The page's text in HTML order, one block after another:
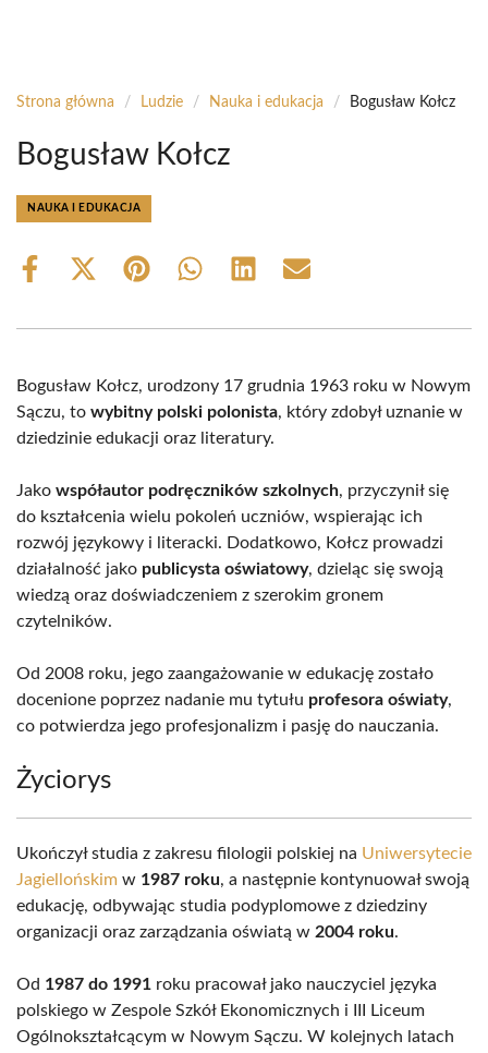
Strona główna / Ludzie / Nauka i edukacja / Bogusław Kołcz
Bogusław Kołcz
NAUKA I EDUKACJA
Share
Share
(Twitter)
Share Share Share Share
Bogusław Kołcz, urodzony 17 grudnia 1963 roku w Nowym
Sączu, to wybitny polski polonista, który zdobył uznanie w
dziedzinie edukacji oraz literatury.
Jako współautor podręczników szkolnych, przyczynił się
do kształcenia wielu pokoleń uczniów, wspierając ich
rozwój językowy i literacki. Dodatkowo, Kołcz prowadzi
działalność jako publicysta oświatowy, dzieląc się swoją
wiedzą oraz doświadczeniem z szerokim gronem
czytelników.
Od 2008 roku, jego zaangażowanie w edukację zostało
docenione poprzez nadanie mu tytułu profesora oświaty,
co potwierdza jego profesjonalizm i pasję do nauczania.
Życiorys
Ukończył studia z zakresu filologii polskiej na Uniwersytecie
Jagiellońskim w 1987 roku, a następnie kontynuował swoją
edukację, odbywając studia podyplomowe z dziedziny
organizacji oraz zarządzania oświatą w 2004 roku.
Od 1987 do 1991 roku pracował jako nauczyciel języka
polskiego w Zespole Szkół Ekonomicznych i III Liceum
Ogólnokształcącym w Nowym Sączu. W kolejnych latach